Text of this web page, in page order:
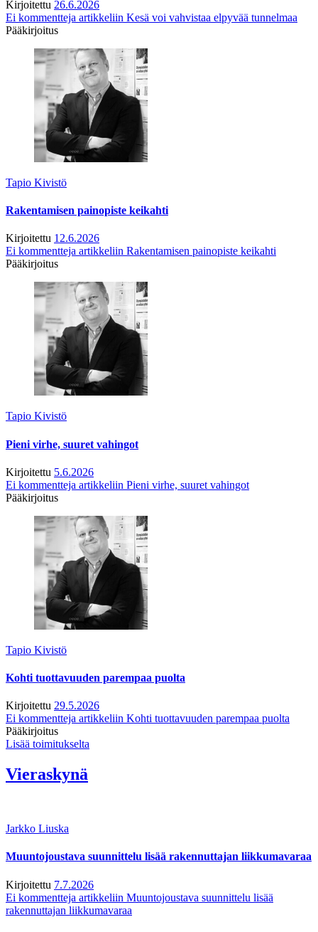
Kirjoitettu 26.6.2026
Ei kommentteja artikkeliin Kesä voi vahvistaa elpyvää tunnelmaa
Pääkirjoitus
Tapio Kivistö
Rakentamisen painopiste keikahti
Kirjoitettu 12.6.2026
Ei kommentteja artikkeliin Rakentamisen painopiste keikahti
Pääkirjoitus
Tapio Kivistö
Pieni virhe, suuret vahingot
Kirjoitettu 5.6.2026
Ei kommentteja artikkeliin Pieni virhe, suuret vahingot
Pääkirjoitus
Tapio Kivistö
Kohti tuottavuuden parempaa puolta
Kirjoitettu 29.5.2026
Ei kommentteja artikkeliin Kohti tuottavuuden parempaa puolta
Pääkirjoitus
Lisää toimitukselta
Vieraskynä
Jarkko Liuska
Muuntojoustava suunnittelu lisää rakennuttajan liikkumavaraa
Kirjoitettu 7.7.2026
Ei kommentteja artikkeliin Muuntojoustava suunnittelu lisää
rakennuttajan liikkumavaraa